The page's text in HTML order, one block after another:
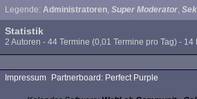
Legende: Administratoren Super Moderator
Statistik
2 Autoren - 44 Termine (0,01 Termine pro Tag) - 14
Impressum Partnerboard: Perfect Purple